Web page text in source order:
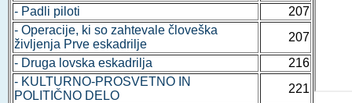
- Padli piloti
207
- Operacije, ki so zahtevale človeška
življenja Prve eskadrilje
207
- Druga lovska eskadrilja
216
- KULTURNO-PROSVETNO IN
POLITIČNO DELO
221